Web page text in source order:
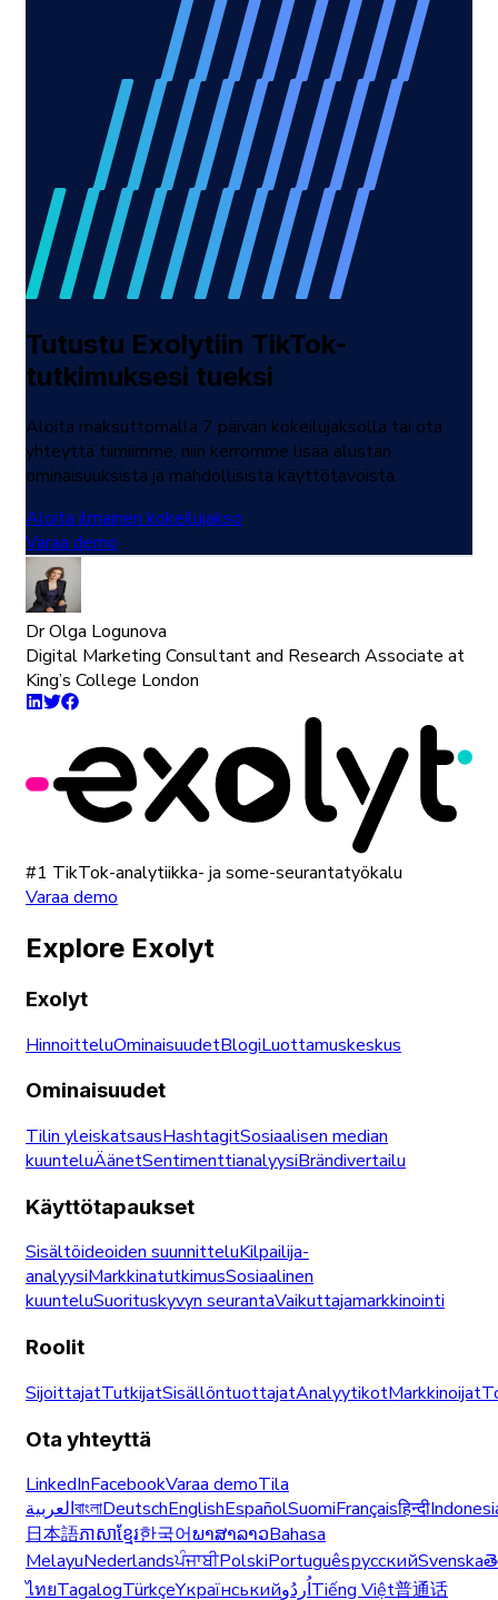
Tutustu Exolytiin TikTok-
tutkimuksesi tueksi
Aloita maksuttomalla 7 päivän kokeilujaksolla tai ota
yhteyttä tiimiimme, niin kerromme lisää alustan
ominaisuuksista ja mahdollisista käyttötavoista.
Aloita ilmainen kokeilujakso
Varaa demo
Dr Olga Logunova
Digital Marketing Consultant and Research Associate at
King’s College London
#1 TikTok-analytiikka- ja some-seurantatyökalu
Varaa demo
Explore Exolyt
Exolyt
HinnoitteluOminaisuudetBlogiLuottamuskeskus
Ominaisuudet
Tilin yleiskatsausHashtagitSosiaalisen median
kuunteluÄänetSentimenttianalyysiBrändivertailu
Käyttötapaukset
Sisältöideoiden suunnitteluKilpailija-
analyysiMarkkinatutkimusSosiaalinen
kuunteluSuorituskyvyn seurantaVaikuttajamarkkinointi
Roolit
SijoittajatTutkijatSisällöntuottajatAnalyytikotMarkkinoijat
Ota yhteyttä
LinkedInFacebookVaraa demoTila
العربيةবাংলাDeutschEnglishEspañolSuomiFrançaisहिन्दी
日本語ភាសាខ្មែរ한국어ພາສາລາວBahasa
MelayuNederlandsਪੰਜਾਬੀPolskiPortuguêsрусскийSvenska
ไทยTagalogTürkçeYкраїнськийاُردُوTiếng Việt普通话